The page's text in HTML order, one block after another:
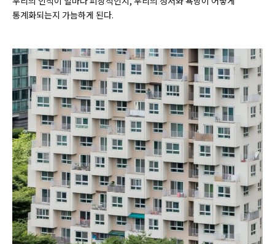
통계화되는지 가늠하게 된다.